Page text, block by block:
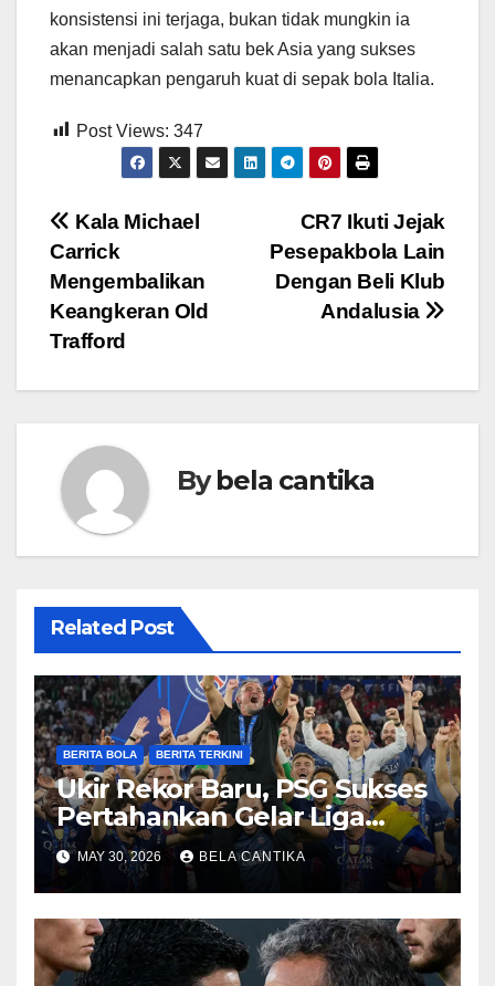
konsistensi ini terjaga, bukan tidak mungkin ia
akan menjadi salah satu bek Asia yang sukses
menancapkan pengaruh kuat di sepak bola Italia.
Post Views: 347
Post
navigation
CR7 Ikuti Jejak
Pesepakbola Lain
Dengan Beli Klub
Andalusia
Kala Michael
Carrick
Mengembalikan
Keangkeran Old
Trafford
Bybela cantika
Related Post
BERITA BOLA BERITA TERKINI
Ukir Rekor Baru, PSG Sukses
Pertahankan Gelar Liga
Champions
MAY 30, 2026 BELA CANTIKA